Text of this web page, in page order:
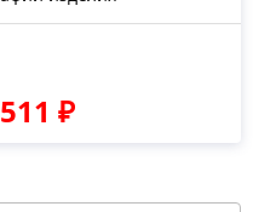
₽